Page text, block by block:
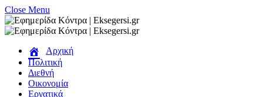
Close Menu
Αρχική
Πολιτική
Διεθνή
Οικονομία
Εργατικά